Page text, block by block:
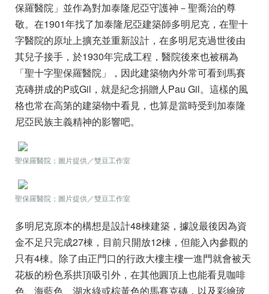
保羅醫院」並作為對加泰隆尼亞守護神－聖喬治的尊
敬。在1901年找了加泰隆尼亞建築師多明尼克，在聖十
字醫院的原址上擴充並重新設計，在多明尼克過世後由
其兒子接手，於1930年完成工程，醫院後來也被稱為
「聖十字聖保羅醫院」，因此建築物內外常可看到馬賽
克磚拼成的P或Gil，就是紀念捐贈人Pau Gil。這樣的風
格也常在高第的建築物中看見，也算是當時受到加泰隆
尼亞民族主義精神的影響吧。
聖保羅醫院；圖片提供／雙豆工作室
聖保羅醫院；圖片提供／雙豆工作室
多明尼克原本的構想是設計48棟建築，據說最後因為資
金不足只完成27棟，目前只開放12棟，但能入內參觀的
只有4棟。除了由正門口的行政大樓主樓一進門就會被天
花板的粉色系拱頂吸引外，在其他圓頂上也能看見咖啡
色、海藍色、湖水綠或棕黃色的馬賽克磚，以及彩繪玻